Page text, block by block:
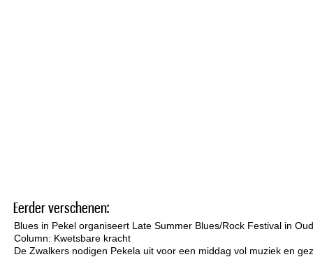
Eerder verschenen:
Blues in Pekel organiseert Late Summer Blues/Rock Festival in
Column: Kwetsbare kracht
De Zwalkers nodigen Pekela uit voor een middag vol muziek en